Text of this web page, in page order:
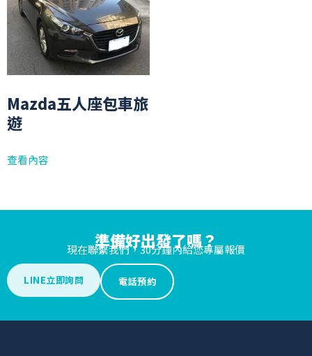
Mazda五人座包車旅
遊
查看內容
準備好出發了嗎？
現在聯繫我們，30分鐘內給您專屬報價
LINE立即詢問 電話預約